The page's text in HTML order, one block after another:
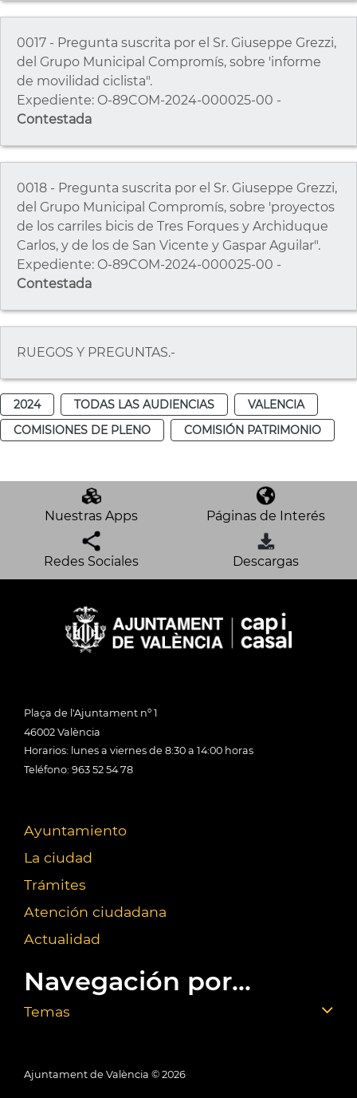
0017 - Pregunta suscrita por el Sr. Giuseppe Grezzi,
del Grupo Municipal Compromís, sobre 'informe
de movilidad ciclista".
Expediente: O-89COM-2024-000025-00 -
Contestada
0018 - Pregunta suscrita por el Sr. Giuseppe Grezzi,
del Grupo Municipal Compromís, sobre 'proyectos
de los carriles bicis de Tres Forques y Archiduque
Carlos, y de los de San Vicente y Gaspar Aguilar".
Expediente: O-89COM-2024-000025-00 -
Contestada
RUEGOS Y PREGUNTAS.-
2024 TODAS LAS AUDIENCIAS
VALENCIA
COMISIONES DE PLENO
COMISIÓN PATRIMONIO
Nuestras Apps Páginas de Interés
Redes Sociales Descargas
Plaça de l'Ajuntament nº 1
46002 València
Horarios: lunes a viernes de 8:30 a 14:00 horas
Teléfono: 963 52 54 78
Ayuntamiento
La ciudad
Trámites
Atención ciudadana
Actualidad
Navegación por...
Temas
Ajuntament de València © 2026